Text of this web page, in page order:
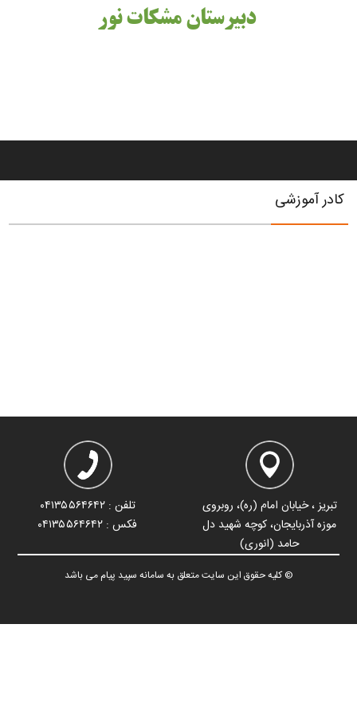
دبیرستان مشکات نور
کادر آموزشی
تبریز ، خیابان امام (ره)، روبروی
موزه آذربایجان، کوچه شهید دل
حامد (انوری)
تلفن : ۰۴۱۳۵۵۶۴۶۴۲
فکس : ۰۴۱۳۵۵۶۴۶۴۲
© کلیه حقوق این سایت متعلق به سامانه سپید پیام می باشد